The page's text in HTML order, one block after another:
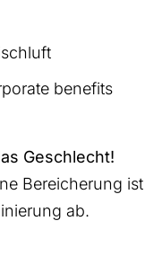
benefits
Geschlecht!
Bereicherung ist
ab.